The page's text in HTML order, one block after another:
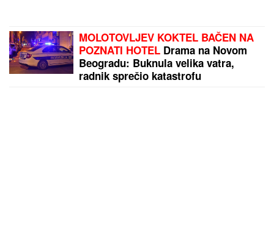
MOLOTOVLJEV KOKTEL BAČEN NA
POZNATI HOTEL Drama na Novom
Beogradu: Buknula velika vatra,
radnik sprečio katastrofu